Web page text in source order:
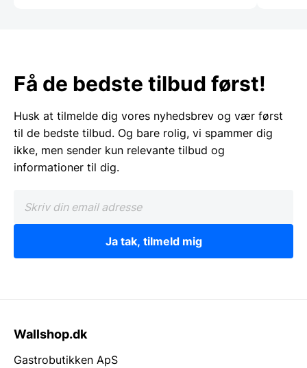
Få de bedste tilbud først!
Husk at tilmelde dig vores nyhedsbrev og vær først
til de bedste tilbud. Og bare rolig, vi spammer dig
ikke, men sender kun relevante tilbud og
informationer til dig.
Ja tak, tilmeld mig
Wallshop.dk
Gastrobutikken ApS